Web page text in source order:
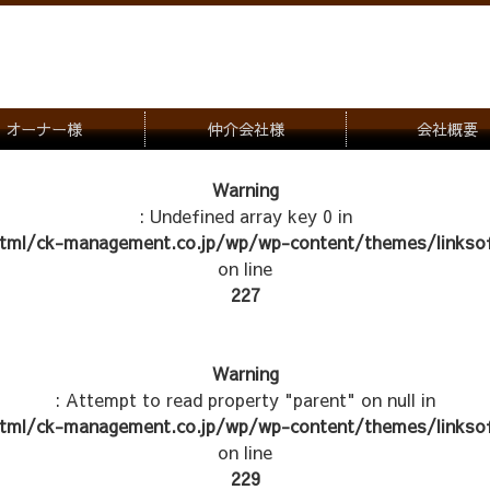
オーナー様 仲介会社様
物件写真
管理物件紹介
会社概要
Warning
: Undefined array key 0 in
ck-management.co.jp/wp/wp-content/themes/
on line
227
Warning
: Attempt to read property "parent" on null in
ck-management.co.jp/wp/wp-content/themes/
on line
229